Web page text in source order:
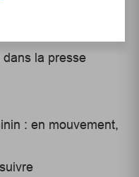
la presse
: en mouvement,